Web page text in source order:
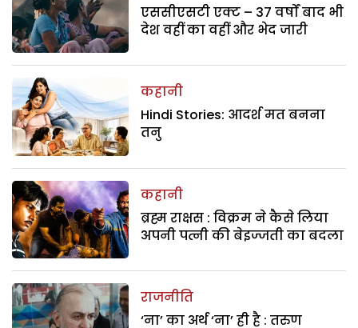
एससीएसटी एक्ट – 37 वर्षों बाद भी
देश वहीं का वहीं और भेद जारी
कहानी
Hindi Stories: आदर्श मत बनना
तनु
कहानी
ब्रह्म राक्षस : विक्रम ने कैसे लिया
अपनी पत्नी की बेइज्जती का बदला
राजनीति
‘ना’ का अर्थ ‘ना’ ही है : तरुण